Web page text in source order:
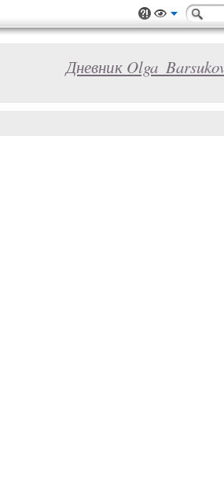
Дневник